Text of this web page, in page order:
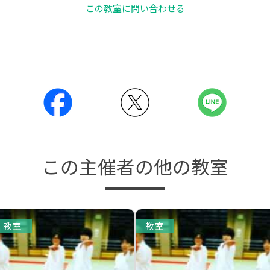
この教室に問い合わせる
この主催者の他の教室
教室 教室